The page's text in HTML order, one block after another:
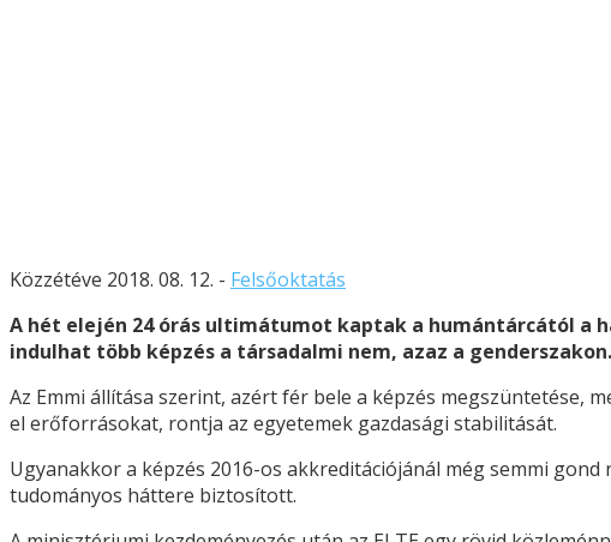
Közzétéve 2018. 08. 12. - Felsőoktatás
A hét elején 24 órás ultimátumot kaptak a humántárcától a
indulhat több képzés a társadalmi nem, azaz a genderszakon.
Az Emmi állítása szerint, azért fér bele a képzés megszüntetése,
el erőforrásokat, rontja az egyetemek gazdasági stabilitását.
Ugyanakkor a képzés 2016-os akkreditációjánál még semmi
tudományos háttere biztosított.